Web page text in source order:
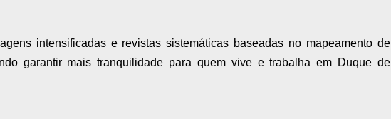
intensificadas e revistas sistemáticas baseadas no mapeamento de
garantir mais tranquilidade para quem vive e trabalha em Duque de